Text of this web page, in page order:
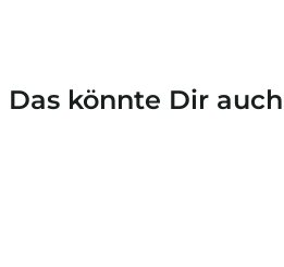
Das könnte Dir